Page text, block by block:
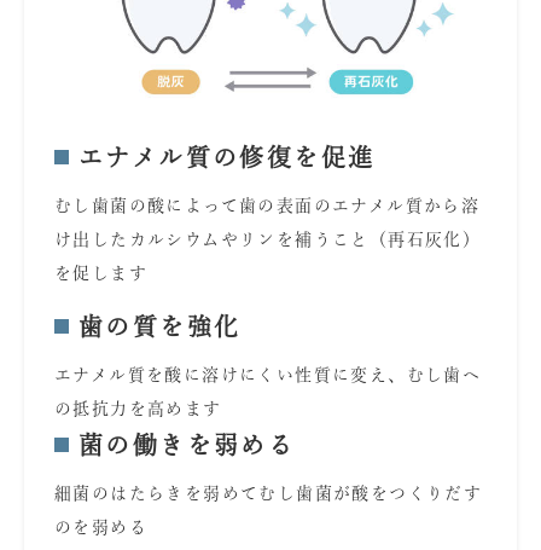
エナメル質の修復を促進
むし歯菌の酸によって歯の表面のエナメル質から溶
け出したカルシウムやリンを補うこと（再石灰化）
を促します
歯の質を強化
エナメル質を酸に溶けにくい性質に変え、むし歯へ
の抵抗力を高めます
菌の働きを弱める
細菌のはたらきを弱めてむし歯菌が酸をつくりだす
のを弱める